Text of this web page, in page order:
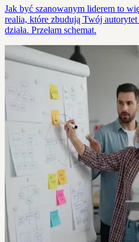
Jak być szanowanym liderem to
realia, które zbudują Twój
działa. Przełam schemat.